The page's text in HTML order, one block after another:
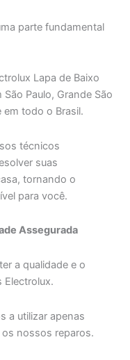
parte fundamental
Lapa de Baixo
Paulo, Grande São
em todo o Brasil.
técnicos
suas
tornando o
para você.
Assegurada
a qualidade e o
a utilizar apenas
nossos reparos.